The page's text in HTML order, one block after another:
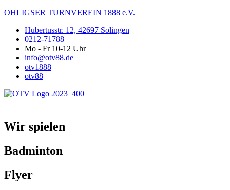
OHLIGSER TURNVEREIN 1888 e.V.
Hubertusstr. 12, 42697 Solingen
0212-71788
Mo - Fr 10-12 Uhr
info@otv88.de
otv1888
otv88
Wir spielen
Badminton
Flyer